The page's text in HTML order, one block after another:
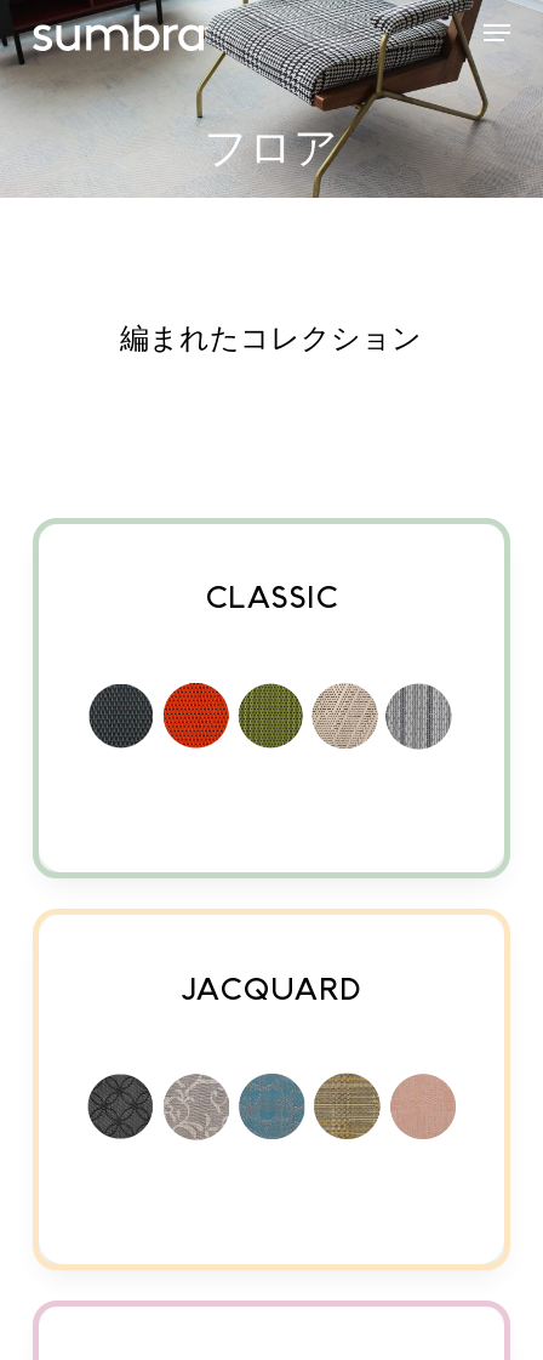
to
main
content
Menu
フロア
編まれたコレクション
CLASSIC
JACQUARD